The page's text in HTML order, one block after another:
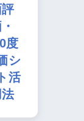
度
シ
活
法